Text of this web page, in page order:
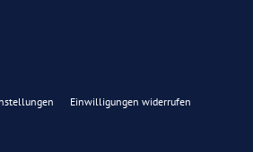
Einwilligungen widerrufen